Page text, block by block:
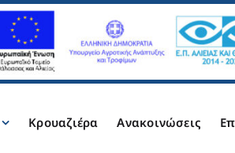
Κρουαζιέρα Ανακοινώσεις